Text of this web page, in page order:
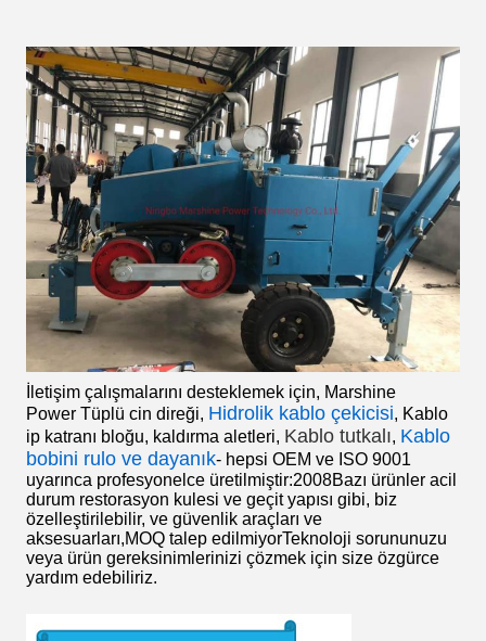
İletişim çalışmalarını desteklemek için, Marshine
Power Tüplü cin direği, Hidrolik kablo çekicisi, Kablo
ip katranı bloğu, kaldırma aletleri, Kablo tutkalı, Kablo
bobini rulo ve dayanık- hepsi OEM ve ISO 9001
uyarınca profesyonelce üretilmiştir:2008Bazı ürünler acil
durum restorasyon kulesi ve geçit yapısı gibi, biz
özelleştirilebilir, ve güvenlik araçları ve
aksesuarları,MOQ talep edilmiyorTeknoloji sorununuzu
veya ürün gereksinimlerinizi çözmek için size özgürce
yardım edebiliriz.